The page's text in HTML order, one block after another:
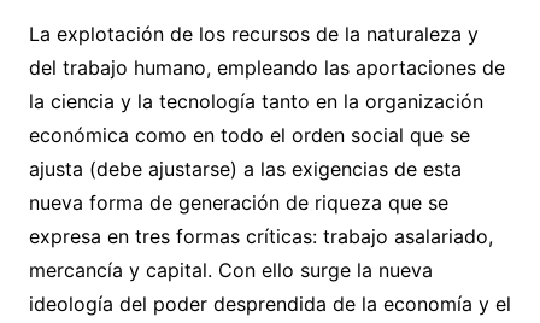
La explotación de los recursos de la naturaleza y
del trabajo humano, empleando las aportaciones de
la ciencia y la tecnología tanto en la organización
económica como en todo el orden social que se
ajusta (debe ajustarse) a las exigencias de esta
nueva forma de generación de riqueza que se
expresa en tres formas críticas: trabajo asalariado,
mercancía y capital. Con ello surge la nueva
ideología del poder desprendida de la economía y el